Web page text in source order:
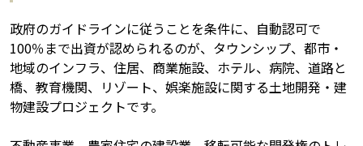
政府のガイドラインに従うことを条件に、自動認可で
100％まで出資が認められるのが、タウンシップ、都市・
地域のインフラ、住居、商業施設、ホテル、病院、道路と
橋、教育機関、リゾート、娯楽施設に関する土地開発・建
物建設プロジェクトです。